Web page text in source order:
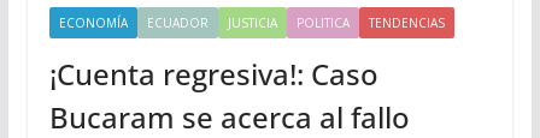
ECONOMÍA ECUADOR JUSTICIA POLITICA TENDENCIAS
¡Cuenta regresiva!: Caso
Bucaram se acerca al fallo